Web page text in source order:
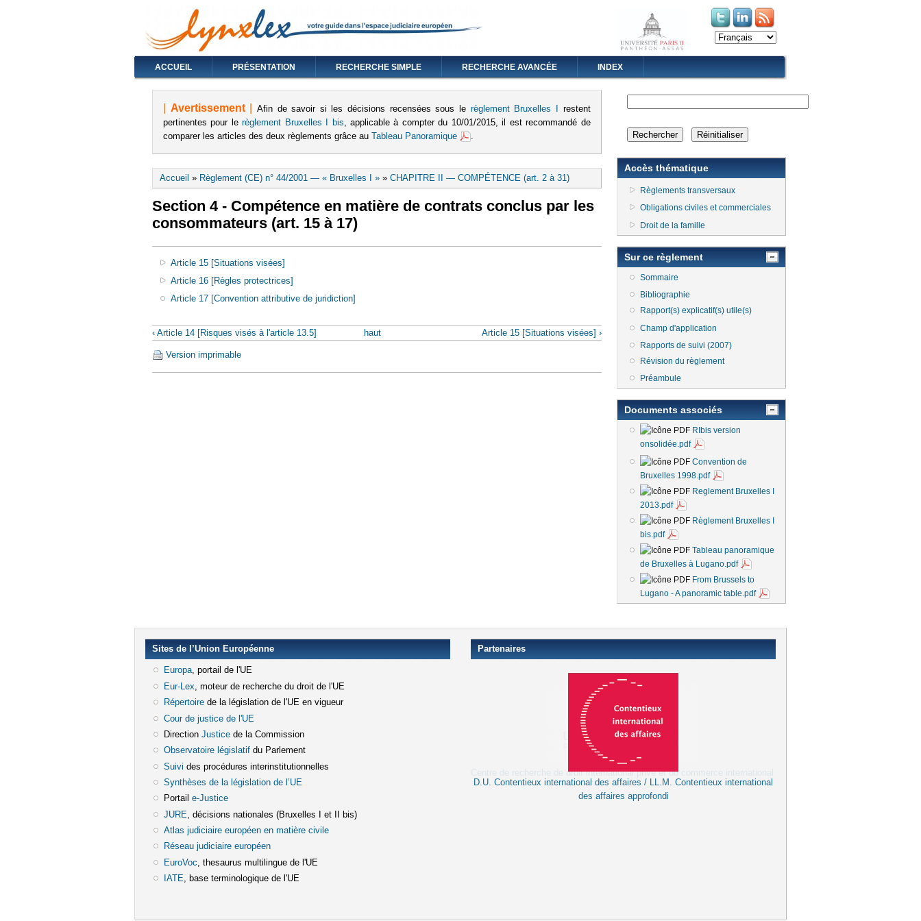
(le lien est externe)
(le lien est externe)
ACCUEIL PRÉSENTATION RECHERCHE SIMPLE RECHERCHE AVANCÉE INDEX
Avertissement Afin de savoir si les décisions recensées sous le règlement Bruxelles I
restent
pertinentes pour lerèglement Bruxelles I bis, applicable à compter du 10/01/2015, il est recommandé de
comparer les articles des deux règlements grâce au Tableau Panoramique .
Vous êtes ici
Accueil » Règlement (CE) n° 44/2001 — « Bruxelles I » » CHAPITRE II — COMPÉTENCE (art. 2 à 31)
Section 4 - Compétence en matière de contrats conclus par les
consommateurs (art. 15 à 17)
Article 15 [Situations visées]
Article 16 [Règles protectrices]
Article 17 [Convention attributive de juridiction]
‹ Article 14 [Risques visés à l'article 13.5] haut Article 15 [Situations visées] ›
Version imprimable
Accès thématique
Règlements transversaux
Obligations civiles et commerciales
Droit de la famille
Sur ce règlement
Sommaire
Bibliographie
Rapport(s) explicatif(s) utile(s)
Champ d'application
Rapports de suivi (2007)
Révision du règlement
Préambule
Documents associés
RIbis version
onsolidée.pdf
Convention de
Bruxelles 1998.pdf
Reglement Bruxelles I
2013.pdf
Règlement Bruxelles I
bis.pdf
Tableau panoramique
de Bruxelles à Lugano.pdf
From Brussels to
Lugano - A panoramic table.pdf
Sites de l’Union Européenne
Europa(le lien est externe)
, portail de l'UE
Eur-Lex (le lien est externe)
, moteur de recherche du droit de l'UE
Répertoire(le lien est externe)
de la législation de l'UE en vigueur
Cour de justice de l'UE
Direction Justice(le lien est externe)
de la Commission
Observatoire législatif(le lien est externe)
du Parlement
Suivi (le lien est externe)
des procédures interinstitutionnelles
Synthèses de la législation de l’UE(le lien est externe)
Portail e-Justice(le lien est externe)
JURE (le lien est externe)
, décisions nationales (Bruxelles I et II bis)
Atlas judiciaire européen en matière civile(le lien est externe)
Réseau judiciaire européen(le lien est externe)
EuroVoc (le lien est externe)
, thesaurus multilingue de l'UE
IATE(le lien est externe)
, base terminologique de l'UE
Partenaires
D.U. Contentieux international des affaires / LL.M. Contentieux international
des affaires approfondi